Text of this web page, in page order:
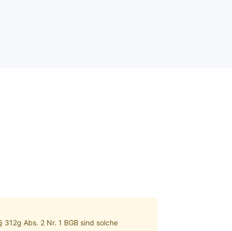
Abs. 2 Nr. 1 BGB sind solche